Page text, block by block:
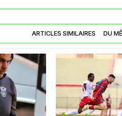
ARTICLES SIMILAIRES DU